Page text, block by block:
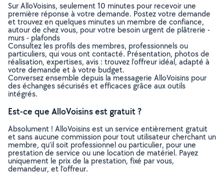
Sur AlloVoisins, seulement 10 minutes pour recevoir une
première réponse à votre demande. Postez votre demande
et trouvez en quelques minutes un membre de confiance,
autour de chez vous, pour votre besoin urgent de plâtrerie -
murs - plafonds
Consultez les profils des membres, professionnels ou
particuliers, qui vous ont contacté. Présentation, photos de
réalisation, expertises, avis : trouvez l'offreur idéal, adapté à
votre demande et à votre budget.
Conversez ensemble depuis la messagerie AlloVoisins pour
des échanges sécurisés et efficaces grâce aux outils
intégrés.
Est-ce que AlloVoisins est gratuit ?
Absolument ! AlloVoisins est un service entièrement gratuit
et sans aucune commission pour tout utilisateur cherchant un
membre, qu’il soit professionnel ou particulier, pour une
prestation de service ou une location de matériel. Payez
uniquement le prix de la prestation, fixé par vous,
demandeur, et l’offreur.